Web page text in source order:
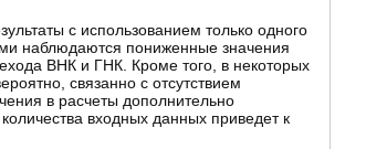
с использованием только одного
наблюдаются пониженные значения
ВНК и ГНК. Кроме того, в некоторых
связанно с отсутствием
в расчеты дополнительно
входных данных приведет к